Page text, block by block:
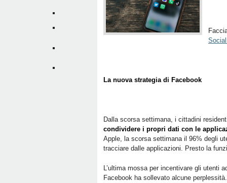
La nuova strategia di Facebook
Dalla scorsa settimana, i cittadini
condividere i propri dati con le
Apple, la scorsa settimana il 96% degli
tracciare dalle applicazioni. Presto la
L’ultima mossa per incentivare gli utenti
Facebook ha sollevato alcune